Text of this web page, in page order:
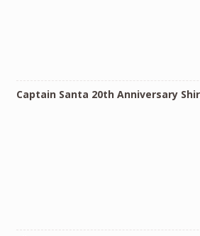
Captain Santa 20th Anniversary